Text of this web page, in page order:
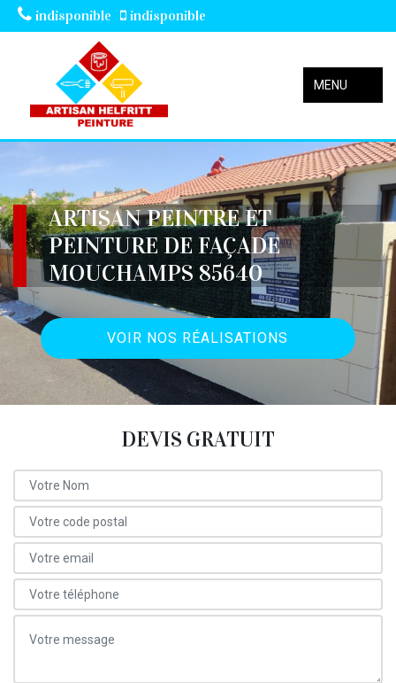
indisponible indisponible
MENU
ARTISAN PEINTRE ET
PEINTURE DE FAÇADE
MOUCHAMPS 85640
VOIR NOS RÉALISATIONS
DEVIS GRATUIT